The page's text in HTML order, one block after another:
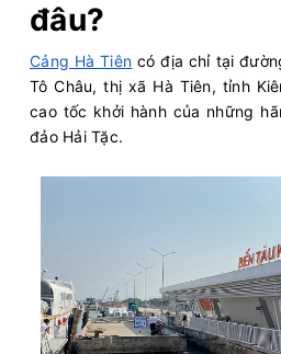
đâu?
Cảng Hà Tiên có địa chỉ tại
Tô Châu, thị xã Hà Tiên, tỉnh
cao tốc khởi hành của những
đảo Hải Tặc.